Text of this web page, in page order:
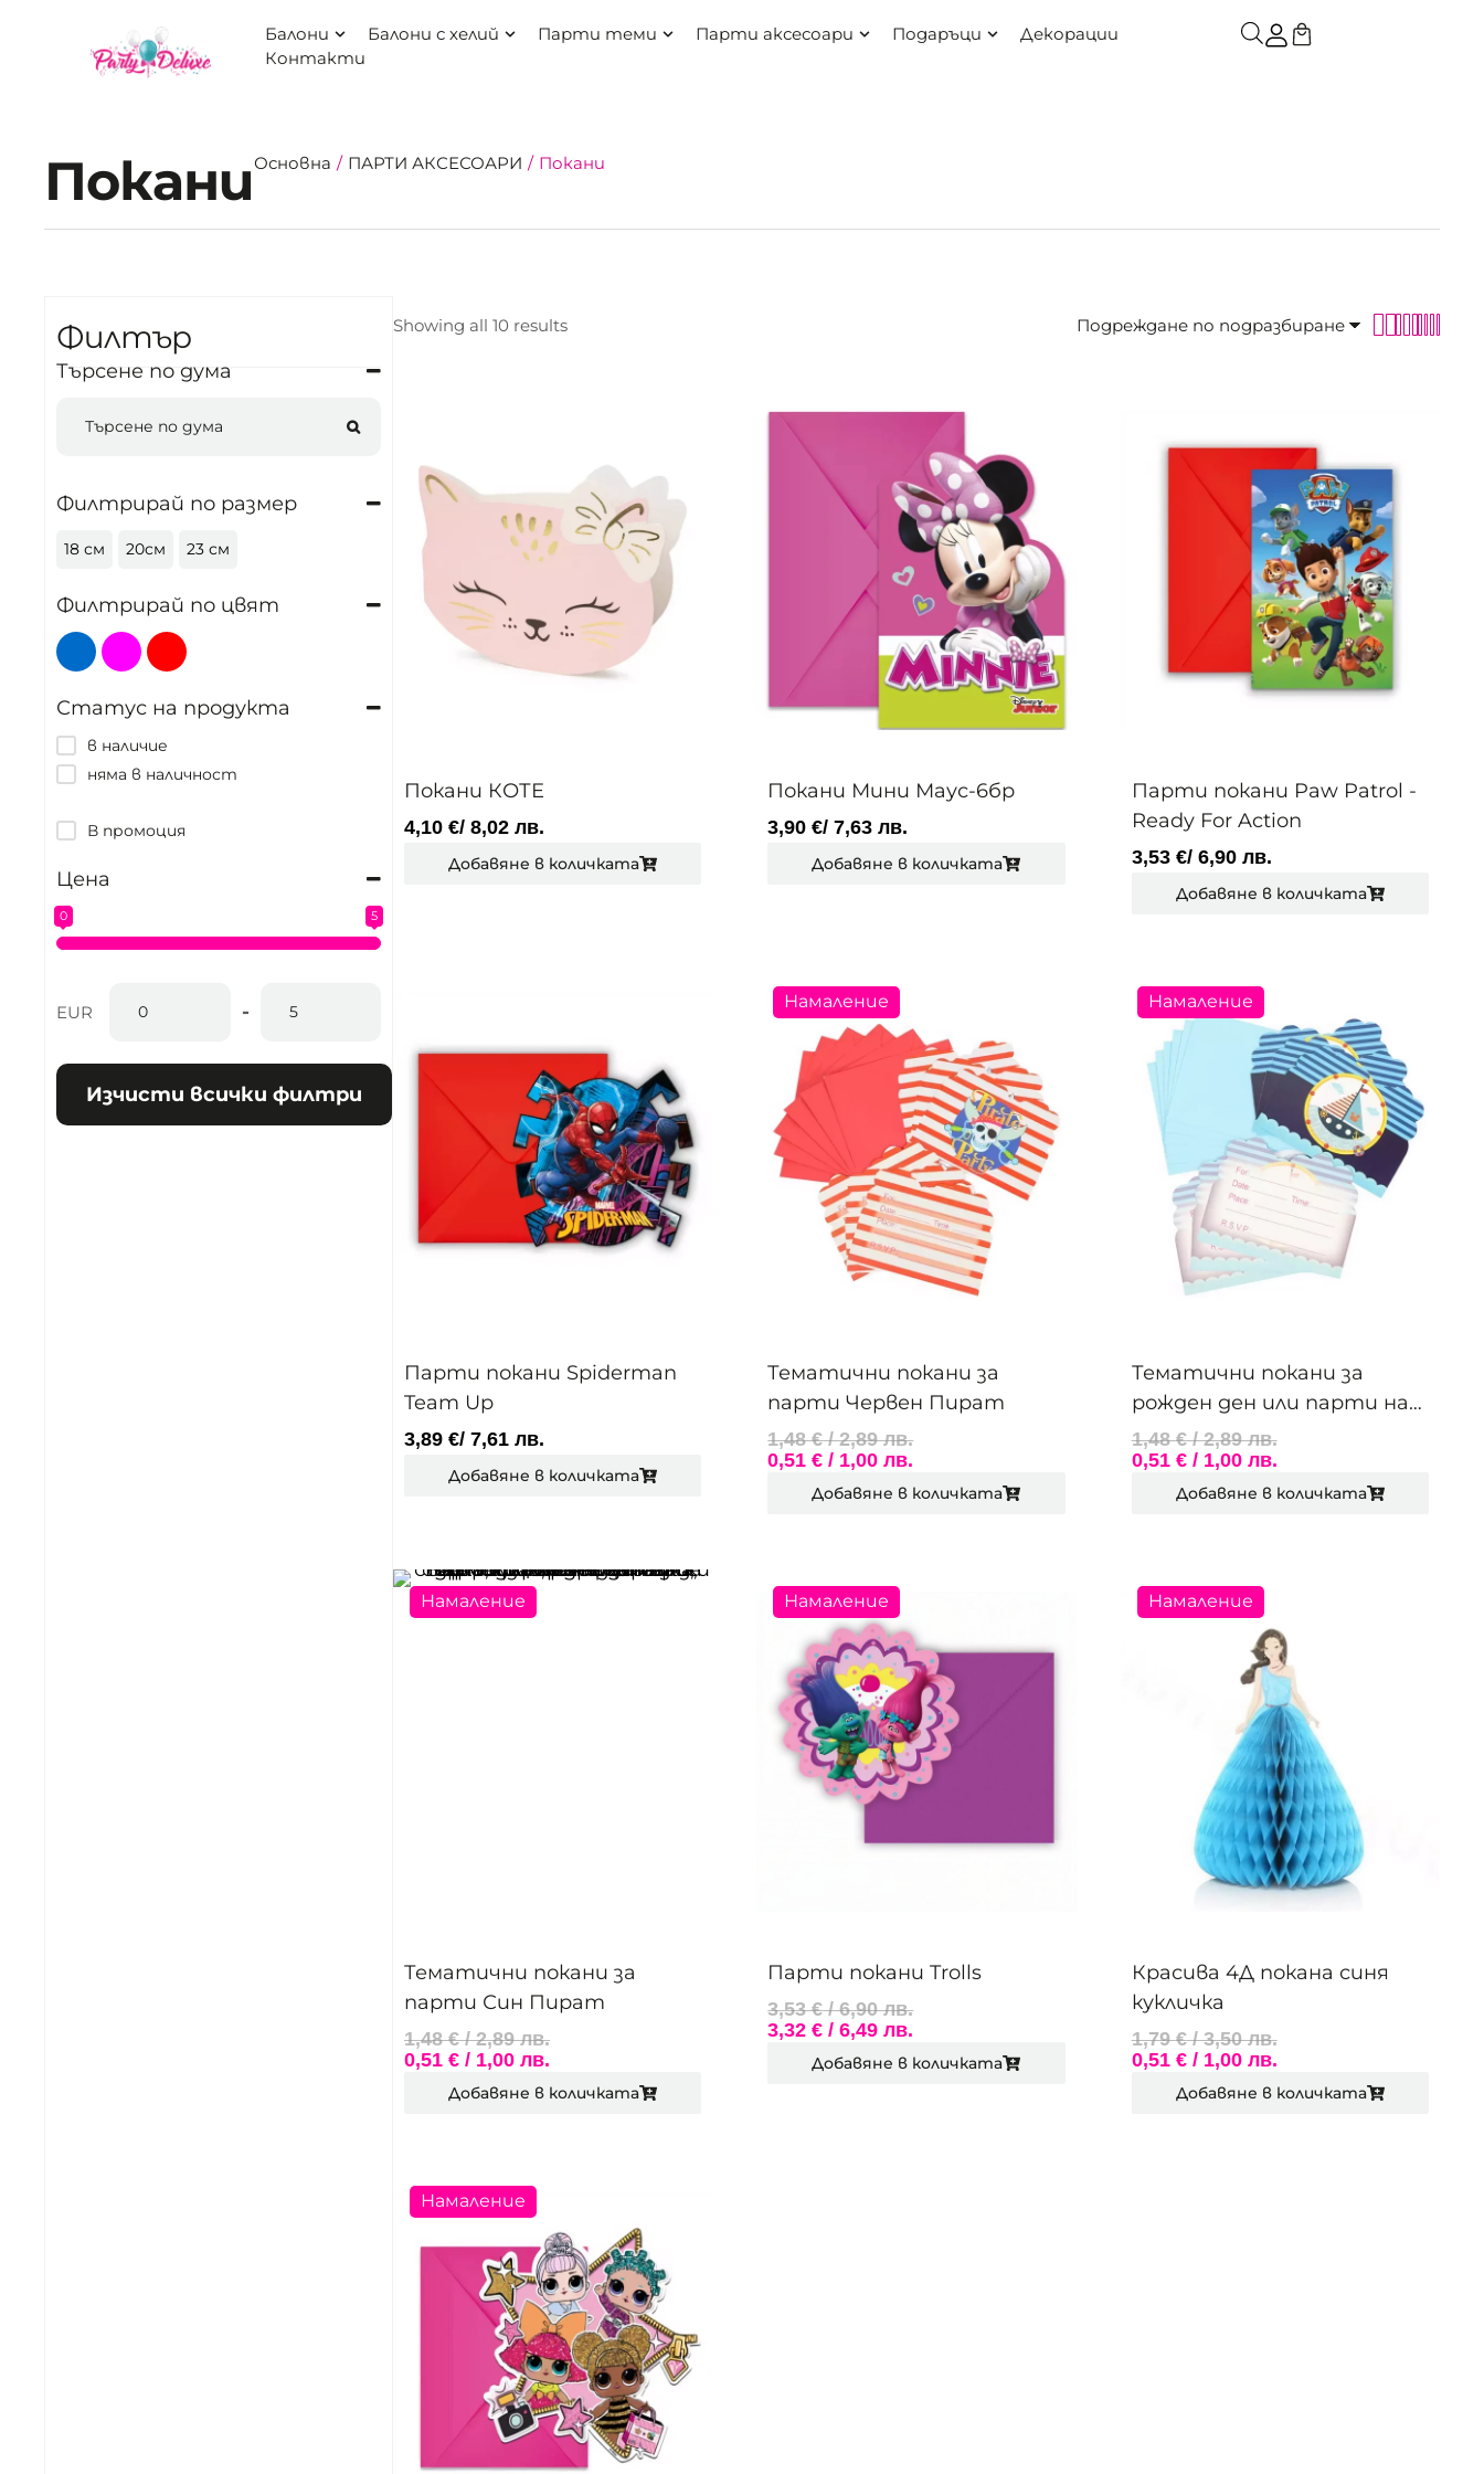
балони балони с хелий парти теми парти аксесоари подаръци
декорации
контакти
ПоканиОсновна / ПАРТИ АКСЕСОАРИ / Покани
Филтър
Търсене по дума
Филтрирай по размер
18 см 20см 23 см
Филтрирай по цвят
Статус на продукта
в наличие
няма в наличност
В промоция
Цена
0 5
EUR Minimum Price
-
Maximum Price
Изчисти всички филтри
Showing all 10 results
Покани КОТЕ
4,10 €/ 8,02 лв.
Добавяне в количката
Покани Мини Маус-6бр
3,90€/ 7,63 лв.
Добавяне в количката
Парти покани Paw Patrol -
Ready For Action
3,53 €/ 6,90 лв.
Добавяне в количката
Парти покани Spiderman
Team Up
3,89 €/ 7,61 лв.
Добавяне в количката
Намаление
Тематични покани за
парти Червен Пират
1,48€/ 2,89 лв.
0,51€ / 1,00 лв.
Добавяне в количката
Намаление
Тематични покани за
рожден ден или парти на
морска тематика
1,48€/ 2,89 лв.
0,51 €/ 1,00 лв.
Добавяне в количката
Намаление
Тематични покани за
парти Син Пират
1,48€/ 2,89 лв.
0,51 € / 1,00 лв.
Добавяне в количката
Намаление
Парти покани Trolls
3,53€/ 6,90 лв.
3,32€ / 6,49 лв.
Добавяне в количката
Намаление
Красива 4Д покана синя
кукличка
1,79€/ 3,50 лв.
0,51 €/ 1,00 лв.
Добавяне в количката
Намаление